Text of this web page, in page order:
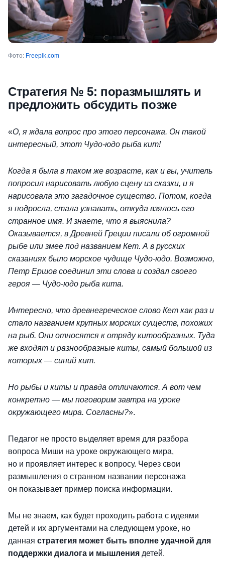
Фото: Freepik.com
Стратегия № 5: поразмышлять и
предложить обсудить позже
«О, я ждала вопрос про этого персонажа. Он такой
интересный, этот Чудо-юдо рыба кит!
Когда я была в таком же возрасте, как и вы, учитель
попросил нарисовать любую сцену из сказки, и я
нарисовала это загадочное существо. Потом, когда
я подросла, стала узнавать, откуда взялось его
странное имя. И знаете, что я выяснила?
Оказывается, в Древней Греции писали об огромной
рыбе или змее под названием Кет. А в русских
сказаниях было морское чудище Чудо-юдо. Возможно,
Петр Ершов соединил эти слова и создал своего
героя — Чудо-юдо рыба кита.
Интересно, что древнегреческое слово Кет как раз и
стало названием крупных морских существ, похожих
на рыб. Они относятся к отряду китообразных. Туда
же входят и разнообразные киты, самый большой из
которых — синий кит.
Но рыбы и киты и правда отличаются. А вот чем
конкретно — мы поговорим завтра на уроке
окружающего мира. Согласны?».
Педагог не просто выделяет время для разбора
вопроса Миши на уроке окружающего мира,
но и проявляет интерес к вопросу. Через свои
размышления о странном названии персонажа
он показывает пример поиска информации.
Мы не знаем, как будет проходить работа с идеями
детей и их аргументами на следующем уроке, но
данная стратегия может быть вполне удачной для
поддержки диалога и мышления детей.